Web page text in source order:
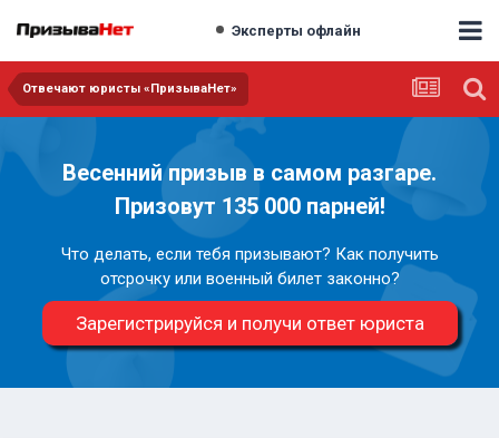
Эксперты офлайн
Отвечают юристы «ПризываНет»
Весенний призыв в самом разгаре.
Призовут 135 000 парней!
Что делать, если тебя призывают? Как получить
отсрочку или военный билет законно?
Зарегистрируйся и получи ответ юриста